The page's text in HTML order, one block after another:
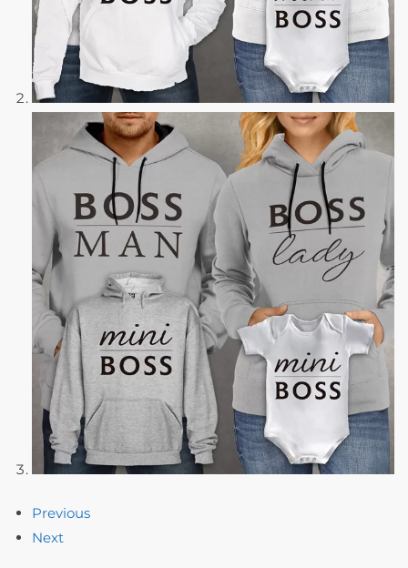
Previous
Next